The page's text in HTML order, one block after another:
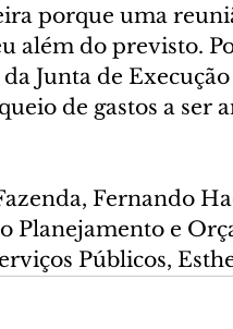
porque uma
além do previsto.
Junta de
de gastos a ser
Fernando
Planejamento e
Públicos,